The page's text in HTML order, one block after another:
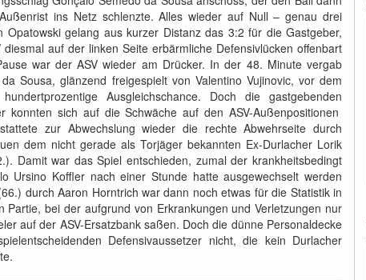
ins Netz schlenzte. Alles wieder auf Null – genau drei
Opatowski gelang aus kurzer Distanz das 3:2 für die Gastgeber,
diesmal auf der linken Seite erbärmliche Defensivlücken offenbart
war der ASV wieder am Drücker. In der 48. Minute vergab
Sousa, glänzend freigespielt von Valentino Vujinovic, vor dem
Ausgleichschance. Doch die gastgebenden
konnten sich auf die Schwäche auf den ASV-Außenpositionen
zur Abwechslung wieder die rechte Abwehrseite durch
dem nicht gerade als Torjäger bekannten Ex-Durlacher Lorik
Damit war das Spiel entschieden, zumal der krankheitsbedingt
Ursino Koffler nach einer Stunde hatte ausgewechselt werden
durch Aaron Horntrich war dann noch etwas für die Statistik in
Partie, bei der aufgrund von Erkrankungen und Verletzungen nur
auf der ASV-Ersatzbank saßen. Doch die dünne Personaldecke
Defensivaussetzer nicht, die kein Durlacher